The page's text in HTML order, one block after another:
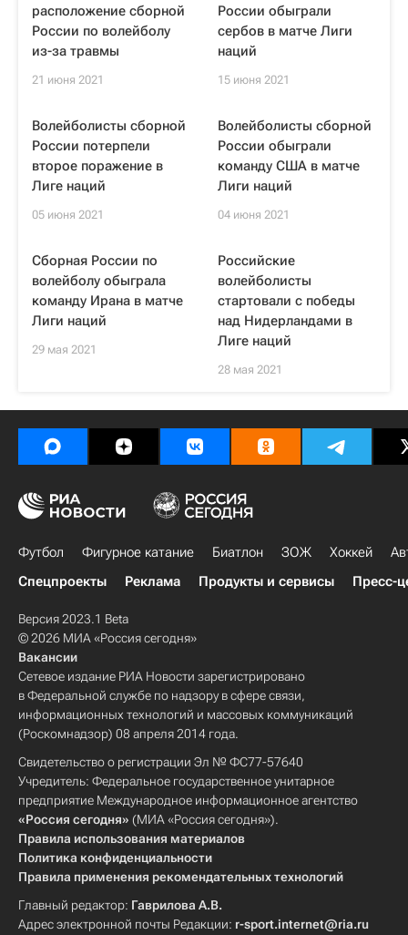
расположение сборной
России по волейболу
из-за травмы
21 июня 2021
России обыграли
сербов в матче Лиги
наций
15 июня 2021
Волейболисты сборной
России потерпели
второе поражение в
Лиге наций
05 июня 2021
Волейболисты сборной
России обыграли
команду США в матче
Лиги наций
04 июня 2021
Сборная России по
волейболу обыграла
команду Ирана в матче
Лиги наций
29 мая 2021
Российские
волейболисты
стартовали с победы
над Нидерландами в
Лиге наций
28 мая 2021
Футбол Фигурное катание Биатлон ЗОЖ Хоккей
Спецпроекты
Реклама Продукты и сервисы Пресс-
Версия 2023.1 Beta
© 2026 МИА «Россия сегодня»
Вакансии
Сетевое издание РИА Новости зарегистрировано
в Федеральной службе по надзору в сфере связи,
информационных технологий и массовых коммуникаций
(Роскомнадзор) 08 апреля 2014 года.
Свидетельство о регистрации Эл № ФС77-57640
Учредитель: Федеральное государственное унитарное
предприятие Международное информационное агентство
«Россия сегодня» (МИА «Россия сегодня»).
Правила использования материалов
Политика конфиденциальности
Правила применения рекомендательных технологий
Главный редактор: Гаврилова А.В.
Адрес электронной почты Редакции: r-sport.internet@ria.ru